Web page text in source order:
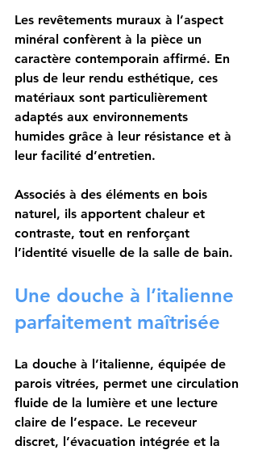
Les revêtements muraux à l’aspect
minéral confèrent à la pièce un
caractère contemporain affirmé. En
plus de leur rendu esthétique, ces
matériaux sont particulièrement
adaptés aux environnements
humides grâce à leur résistance et à
leur facilité d’entretien.
Associés à des éléments en bois
naturel, ils apportent chaleur et
contraste, tout en renforçant
l’identité visuelle de la salle de bain.
Une douche à l’italienne
parfaitement maîtrisée
La douche à l’italienne, équipée de
parois vitrées, permet une circulation
fluide de la lumière et une lecture
claire de l’espace. Le receveur
discret, l’évacuation intégrée et la